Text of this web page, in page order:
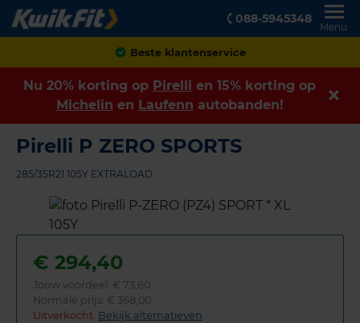
088-5945348
Menu
Achteraf betalen
Nu 20% korting op Pirelli en 15% korting op
Michelin en Laufenn autobanden!
Pirelli P ZERO SPORTS
285/35R21 105Y EXTRALOAD
€ 294,40
Jouw voordeel: € 73,60
Normale prijs: € 368,00
Uitverkocht: Bekijk alternatieven